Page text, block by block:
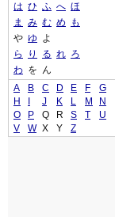
は ひ ふ へ ほ
ま
み む め
も
や ゆ よ
ら
り る れ ろ
わ を ん
A
B C D E F
G
H
J K L M
N
O
P Q R S T
U
V
W X Y Z